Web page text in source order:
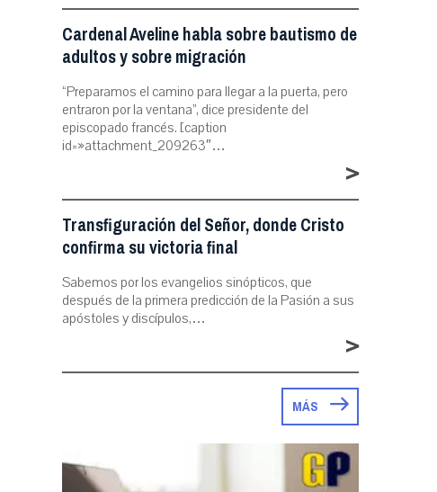
Cardenal Aveline habla sobre bautismo de
adultos y sobre migración
“Preparamos el camino para llegar a la puerta, pero
entraron por la ventana”, dice presidente del
episcopado francés. [caption
id=»attachment_209263″…
>
Transfiguración del Señor, donde Cristo
confirma su victoria final
Sabemos por los evangelios sinópticos, que
después de la primera predicción de la Pasión a sus
apóstoles y discípulos,…
>
MÁS